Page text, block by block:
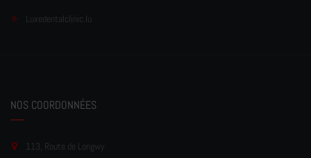
Luxedentalclinic.lu
NOS COORDONNÉES
113, Route de Longwy